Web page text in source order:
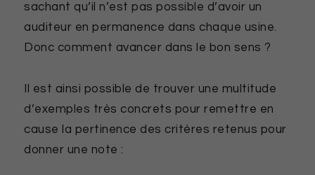
sachant qu’il n’est pas possible d’avoir un
auditeur en permanence dans chaque usine.
Donc comment avancer dans le bon sens ?
Il est ainsi possible de trouver une multitude
d’exemples très concrets pour remettre en
cause la pertinence des critères retenus pour
donner une note :